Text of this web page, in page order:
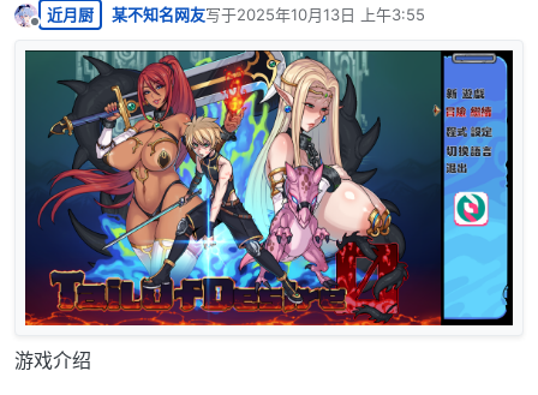
离线
近月厨 某不知名网友写于2025年10月13日 上午3:55
最后由 编辑
游戏介绍